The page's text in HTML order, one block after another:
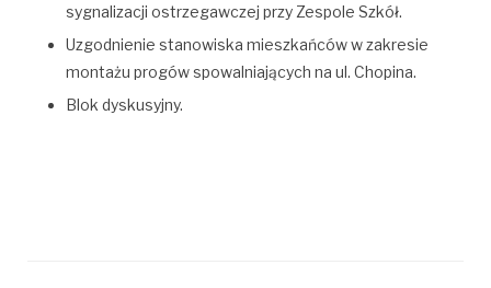
sygnalizacji ostrzegawczej przy Zespole Szkół.
Uzgodnienie stanowiska mieszkańców w zakresie
montażu progów spowalniających na ul. Chopina.
Blok dyskusyjny.